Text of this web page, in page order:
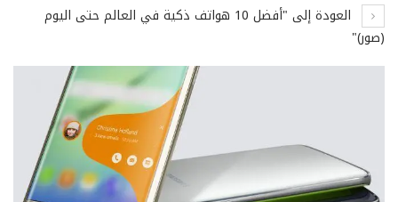
العودة إلى "أفضل 10 هواتف ذكية في العالم حتى اليوم
(صور)"